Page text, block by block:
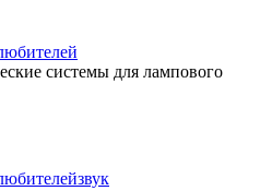
системы для лампового
звук